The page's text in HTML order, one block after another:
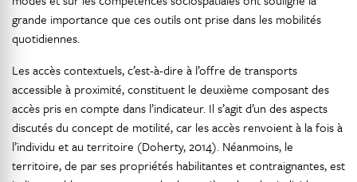
grande importance que ces outils ont prise dans les mobilités
quotidiennes.
Les accès contextuels, c’est-à-dire à l’offre de transports
accessible à proximité, constituent le deuxième composant des
accès pris en compte dans l’indicateur. Il s’agit d’un des aspects
discutés du concept de motilité, car les accès renvoient à la fois à
l’individu et au territoire (Doherty, 2014). Néanmoins, le
territoire, de par ses propriétés habilitantes et contraignantes, est